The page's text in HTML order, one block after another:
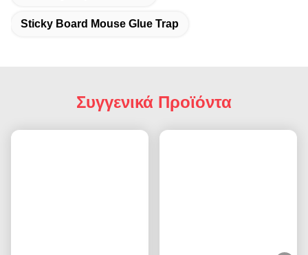
Sticky Board Mouse Glue Trap
Συγγενικά Προϊόντα